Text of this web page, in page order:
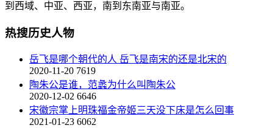
到西域、中亚、西亚，南到东南亚与南亚。
热搜历史人物
岳飞是哪个朝代的人 岳飞是南宋的还是北宋的
2020-11-20 7619
陶朱公是谁，范蠡为什么叫陶朱公
2020-12-02 6646
宋徽宗掌上明珠福金帝姬三天没下床是怎么回事
2021-01-23 6062